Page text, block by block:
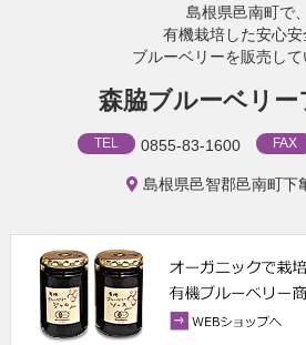
島根県邑南町で、
有機栽培した安心安
ブルーベリーを販売して
森脇ブルーベリー
TEL 0855-83-1600 FAX
島根県邑智郡邑南町下